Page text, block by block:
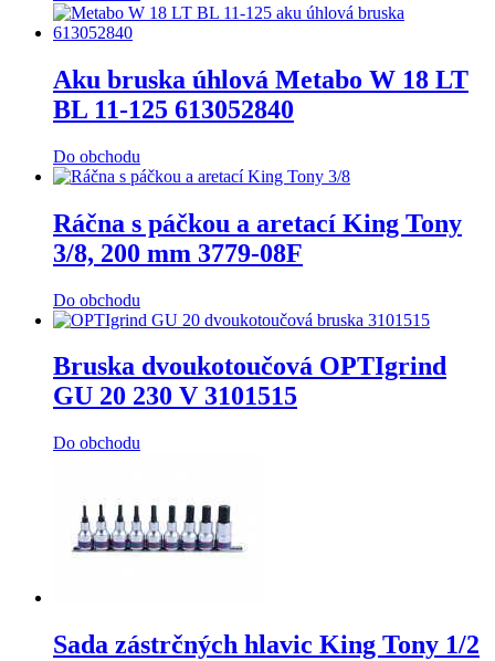
Aku bruska úhlová Metabo W 18 LT
BL 11-125 613052840
Do obchodu
Ráčna s páčkou a aretací King Tony
3/8, 200 mm 3779-08F
Do obchodu
Bruska dvoukotoučová OPTIgrind
GU 20 230 V 3101515
Do obchodu
Sada zástrčných hlavic King Tony 1/2